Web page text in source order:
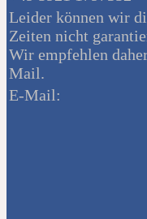
Leider können wir
Zeiten nicht
Wir empfehlen
Mail.
E-Mail: